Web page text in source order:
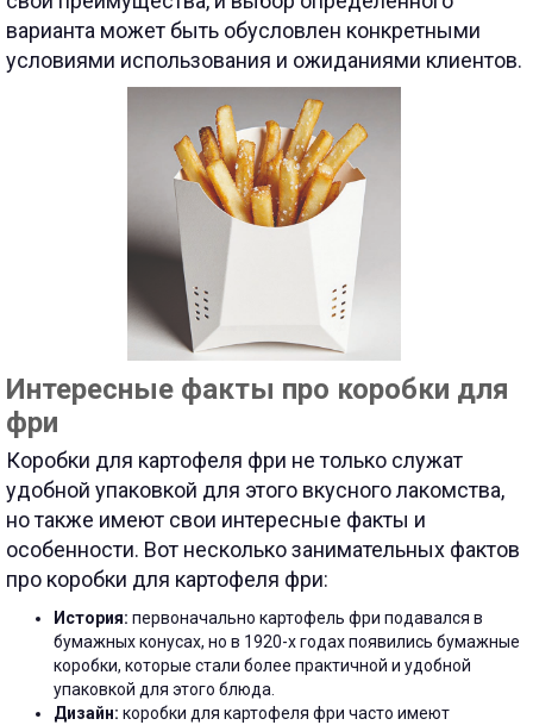
варианта может быть обусловлен конкретными
условиями использования и ожиданиями клиентов.
Интересные факты про коробки для
фри
Коробки для картофеля фри не только служат
удобной упаковкой для этого вкусного лакомства,
но также имеют свои интересные факты и
особенности. Вот несколько занимательных фактов
про коробки для картофеля фри:
История: первоначально картофель фри подавался в
бумажных конусах, но в 1920-х годах появились бумажные
коробки, которые стали более практичной и удобной
упаковкой для этого блюда.
Дизайн: коробки для картофеля фри часто имеют